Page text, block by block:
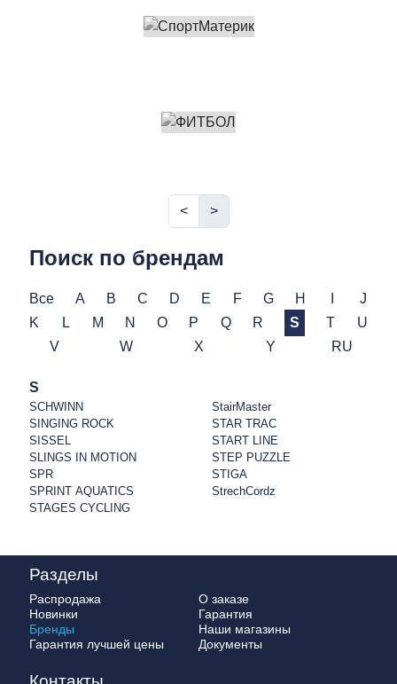
< >
Поиск по брендам
Все A B C D E F G H
J
K
L M N O P Q R S T
U
V
W X Y RU
S
SCHWINN
SINGING ROCK
SISSEL
SLINGS IN MOTION
SPR
SPRINT AQUATICS
STAGES CYCLING
StairMaster
STAR TRAC
START LINE
STEP PUZZLE
STIGA
StrechCordz
Разделы
Распродажа
Новинки
Бренды
Гарантия лучшей цены
О заказе
Гарантия
Наши магазины
Документы